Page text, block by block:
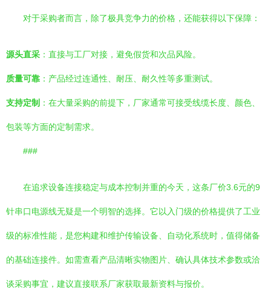
对于采购者而言，除了极具竞争力的价格，还能获得以下保障：
源头直采 ：直接与工厂对接，避免假货和次品风险。
质量可靠 ：产品经过连通性、耐压、耐久性等多重测试。
支持定制 ：在大量采购的前提下，厂家通常可接受线缆长度、颜色、
包装等方面的定制需求。
###
在追求设备连接稳定与成本控制并重的今天，这条厂价3.6元的9
针串口电源线无疑是一个明智的选择。它以入门级的价格提供了工业
级的标准性能，是您构建和维护传输设备、自动化系统时，值得储备
的基础连接件。如需查看产品清晰实物图片、确认具体技术参数或洽
谈采购事宜，建议直接联系厂家获取最新资料与报价。